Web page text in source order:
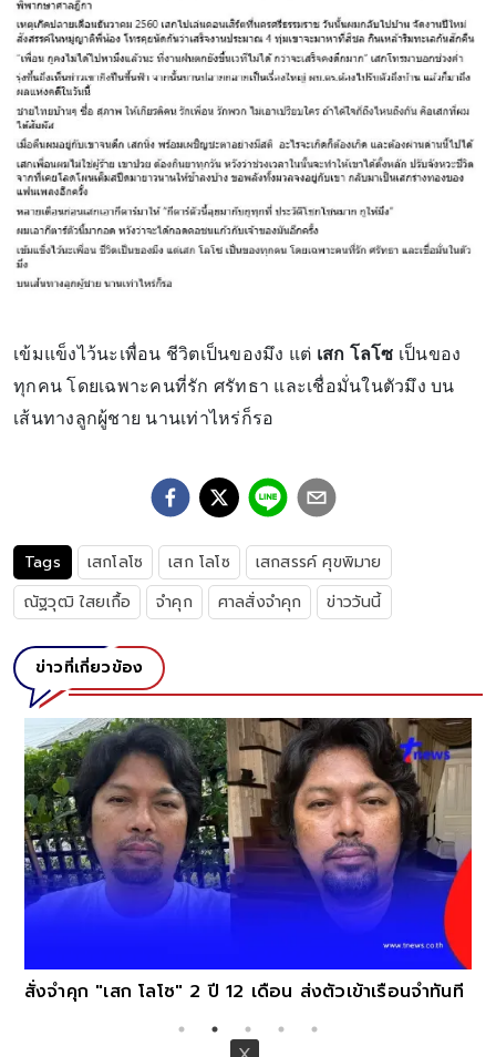
เข้มแข็งไว้นะเพื่อน ชีวิตเป็นของมึง แต่ เสก โลโซ เป็นของ
ทุกคน โดยเฉพาะคนที่รัก ศรัทธา และเชื่อมั่นในตัวมึง บน
เส้นทางลูกผู้ชาย นานเท่าไหร่ก็รอ
Tags เสกโลโซ เสก โลโซ
เสกสรรค์ ศุขพิมาย
ณัฐวุฒิ ใสยเกื้อ
จำคุก ศาลสั่งจำคุก ข่าววันนี้
ข่าวที่เกี่ยวข้อง
สั่งจำคุก "เสก โลโซ" 2 ปี 12 เดือน ส่งตัวเข้าเรือนจำทันที